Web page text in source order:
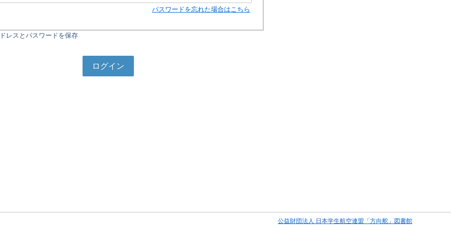
パスワードを忘れた場合はこちら
レスとパスワードを保存
公益財団法人 日本学生航空連盟「方向舵」図書館